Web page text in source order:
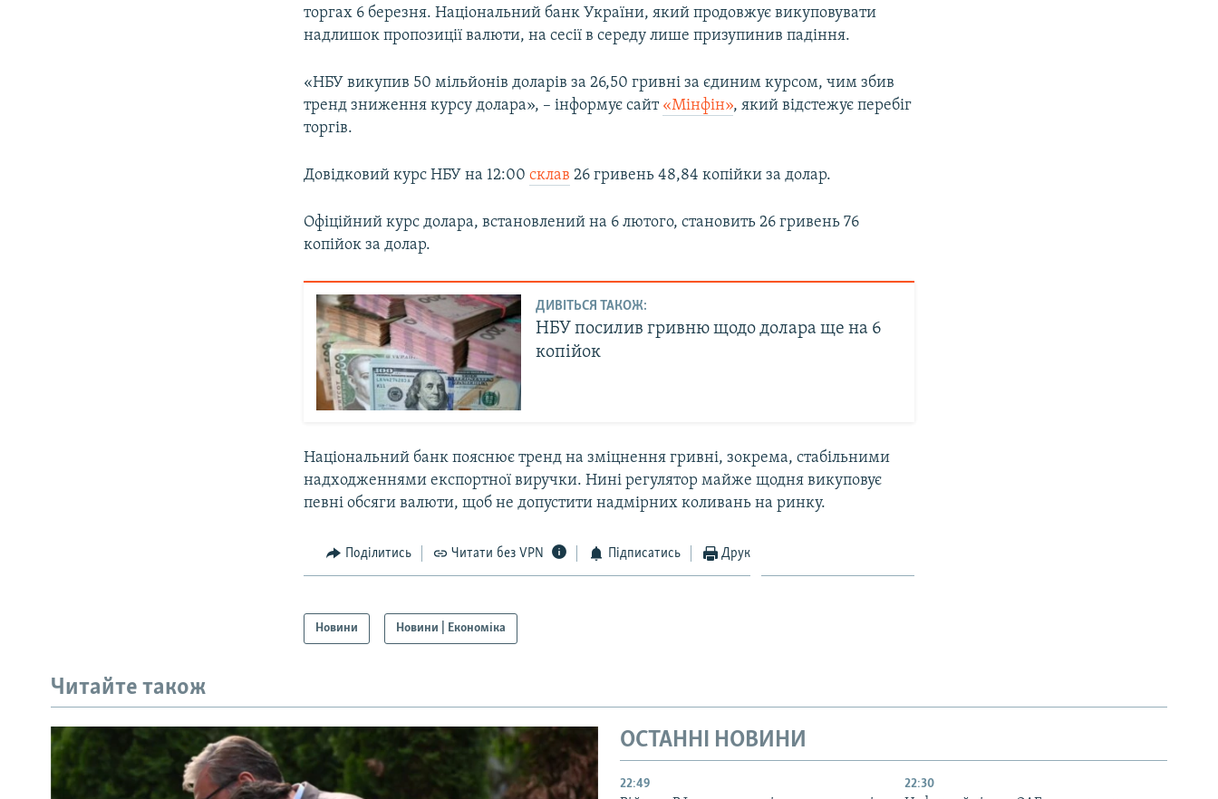
торгах 6 березня. Національний банк України, який продовжує викуповувати
надлишок пропозиції валюти, на сесії в середу лише призупинив падіння.
«НБУ викупив 50 мільйонів доларів за 26,50 гривні за єдиним курсом, чим збив
тренд зниження курсу долара», – інформує сайт «Мінфін», який відстежує перебіг
торгів.
Довідковий курс НБУ на 12:00склав 26 гривень 48,84 копійки за долар.
Офіційний курс долара, встановлений на 6 лютого, становить 26 гривень 76
копійок за долар.
ДИВІТЬСЯ ТАКОЖ:
НБУ посилив гривню щодо долара ще на 6
копійок
Національний банк пояснює тренд на зміцнення гривні, зокрема, стабільними
надходженнями експортної виручки. Нині регулятор майже щодня викуповує
певні обсяги валюти, щоб не допустити надмірних коливань на ринку.
Поділитись Читати без VPN Підписатись Друк
Новини Новини | Економіка
Читайте також
ОСТАННІ НОВИНИ
22:49 22:30